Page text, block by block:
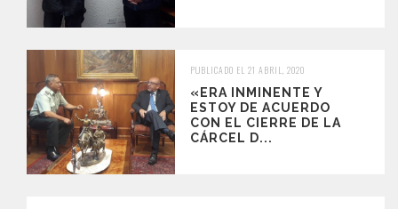
PUBLICADO EL 21 ABRIL, 2020
«ERA INMINENTE Y
ESTOY DE ACUERDO
CON EL CIERRE DE LA
CÁRCEL D...